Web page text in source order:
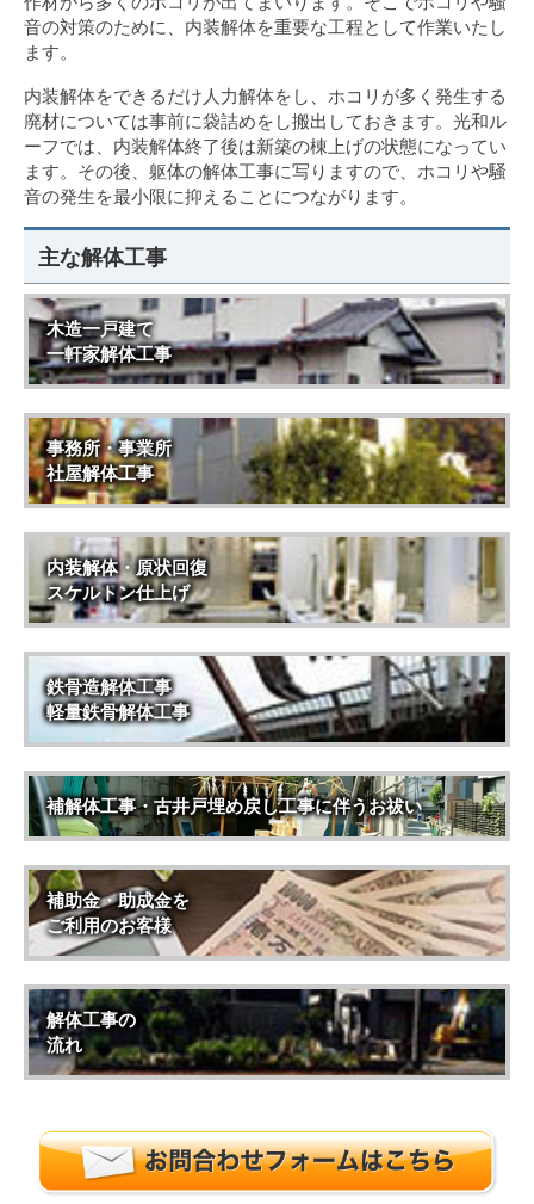
音の対策のために、内装解体を重要な工程として作業いたし
ます。
内装解体をできるだけ人力解体をし、ホコリが多く発生する
廃材については事前に袋詰めをし搬出しておきます。光和ル
ーフでは、内装解体終了後は新築の棟上げの状態になってい
ます。その後、躯体の解体工事に写りますので、ホコリや騒
音の発生を最小限に抑えることにつながります。
主な解体工事
木造一戸建て
一軒家解体工事
事務所・事業所
社屋解体工事
内装解体・原状回復
スケルトン仕上げ
鉄骨造解体工事
軽量鉄骨解体工事
補解体工事・古井戸埋め戻し工事に伴うお祓い
補助金・助成金を
ご利用のお客様
解体工事の
流れ